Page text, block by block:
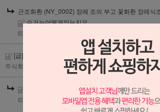
근조화환 (NY_0002) 장례 조의 부고 꽃화환 장례식
수거는어떻게되는지요
[급] 주문취소 및 카드 취소 요청드립니다.
주식회사 우디크
| 2023-11-01
[급] 주문취소 및 카드 취소 요청드립니다.
| 2023-11-02